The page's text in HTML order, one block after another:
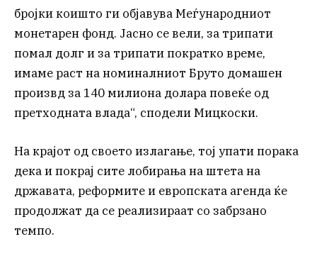
бројки коишто ги објавува Меѓународниот
монетарен фонд. Јасно се вели, за трипати
помал долг и за трипати пократко време,
имаме раст на номиналниот Бруто домашен
произвд за 140 милиона долара повеќе од
претходната влада“, сподели Мицкоски.
На крајот од своето излагање, тој упати порака
дека и покрај сите лобирања на штета на
државата, реформите и европската агенда ќе
продолжат да се реализираат со забрзано
темпо.